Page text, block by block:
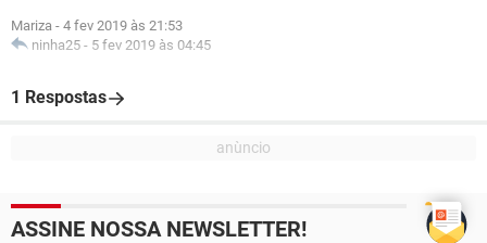
Mariza - 4 fev 2019 às 21:53
ninha25 - 5 fev 2019 às 04:45
1 Respostas
ASSINE NOSSA NEWSLETTER!